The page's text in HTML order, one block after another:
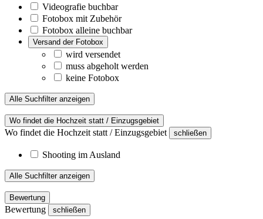
Videografie buchbar
Fotobox mit Zubehör
Fotobox alleine buchbar
Versand der Fotobox
wird versendet
muss abgeholt werden
keine Fotobox
Alle Suchfilter anzeigen
Wo findet die Hochzeit statt / Einzugsgebiet
Wo findet die Hochzeit statt / Einzugsgebiet schließen
Shooting im Ausland
Alle Suchfilter anzeigen
Bewertung
Bewertung schließen